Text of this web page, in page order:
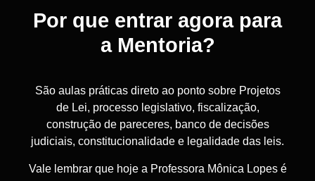
Por que entrar agora para
a Mentoria?
São aulas práticas direto ao ponto sobre Projetos
de Lei, processo legislativo, fiscalização,
construção de pareceres, banco de decisões
judiciais, constitucionalidade e legalidade das leis.
Vale lembrar que hoje a Professora Mônica Lopes é